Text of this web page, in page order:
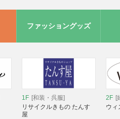
ファッショングッズ
1F [和装・呉服]
リサイクルきもの たんす
屋
2F [
ウィ